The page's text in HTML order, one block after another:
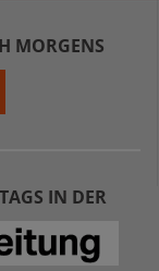
MORGENS
IN DER